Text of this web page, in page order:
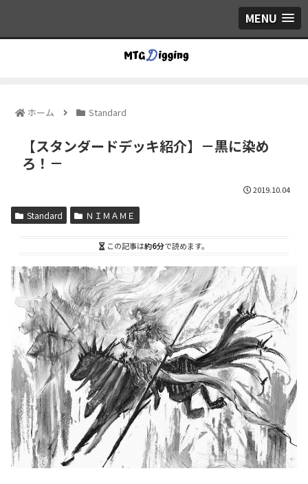
MENU
ホーム Standard
【スタンダードデッキ紹介】－黒に染め
ろ！－
2019.10.04
Standard ＮＩＭＡＭＥ
この記事は約6分で読めます。